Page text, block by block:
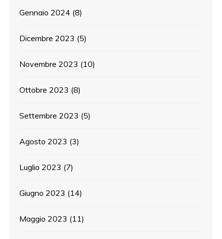
Gennaio 2024 (8)
Dicembre 2023 (5)
Novembre 2023 (10)
Ottobre 2023 (8)
Settembre 2023 (5)
Agosto 2023 (3)
Luglio 2023 (7)
Giugno 2023 (14)
Maggio 2023 (11)